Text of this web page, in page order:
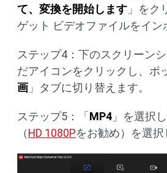
て、変換を開始します 」をク
ゲット ビデオファイルをイン
ステップ4：下のスクリーン
だアイコンをクリックし、ポ
画 」タブに切り替えます。
ステップ5：「 MP4 」を選択
（HD 1080Pをお勧め）を選択